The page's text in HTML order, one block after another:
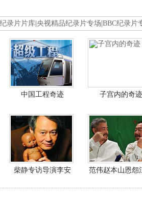
纪录片片库 央视精品纪录片专场 BBC纪录片
中国工程奇迹 子宫内的奇迹
柴静专访导演李安 范伟赵本山恩怨